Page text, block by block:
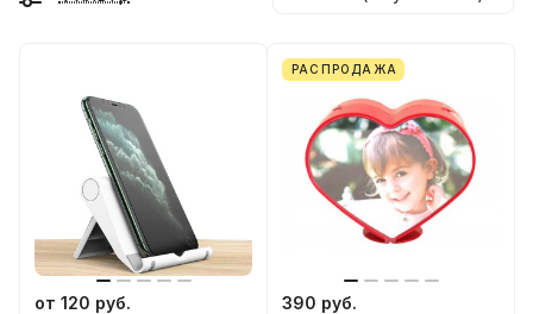
от 120 руб.
РАСПРОДАЖА
390 руб.